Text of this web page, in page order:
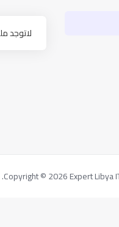
لاتوجد
Copyright © 2026 Expert Libya